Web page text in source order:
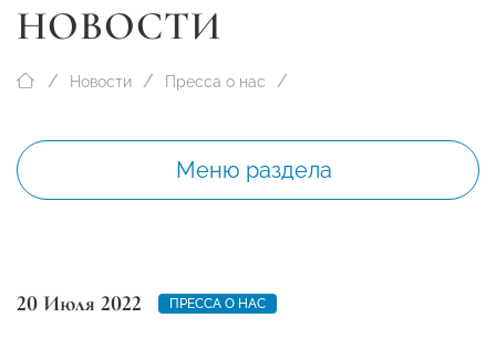
НОВОСТИ
Новости Пресса о нас
Меню раздела
20 Июля 2022 ПРЕССА О НАС